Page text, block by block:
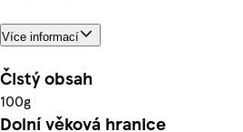
Více informací
Čistý obsah
100g
Dolní věková hranice